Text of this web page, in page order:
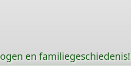
en familiegeschiedenis!